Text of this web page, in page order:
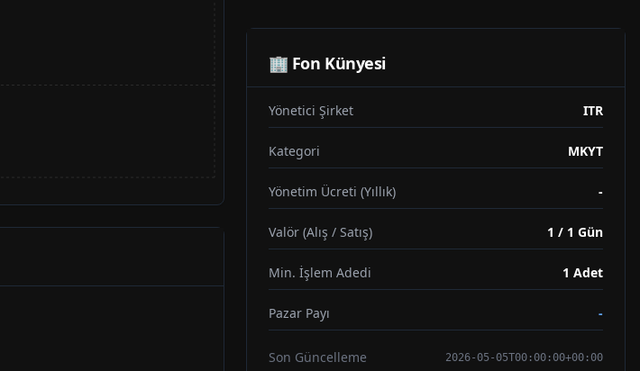
🏢 Fon Künyesi
Yönetici Şirket ITR
Kategori MKYT
Yönetim Ücreti (Yıllık) -
Valör (Alış / Satış) 1 / 1 Gün
Min. İşlem Adedi 1 Adet
Pazar Payı -
Son Güncelleme 2026-05-05T00:00:00+00:00